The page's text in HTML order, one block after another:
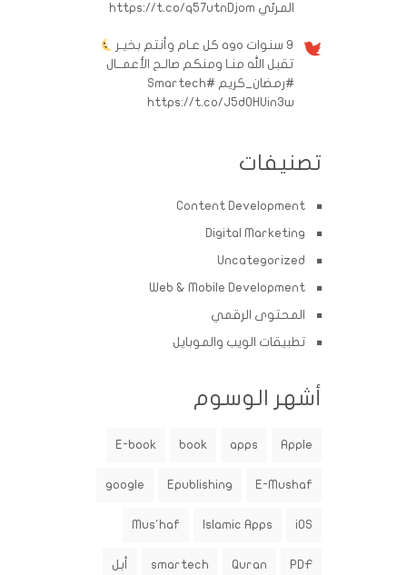
المرئي https://t.co/q57utnDjom
9 سنوات ago
كل عـام وأنتم بخيـر
تقبل الله منـا ومنكم صالـح الأعمــال
#رمضان_كريم #Smartech
https://t.co/J5d0HUin3w
تصنيفات
Content Development
Digital Marketing
Uncategorized
Web & Mobile Development
المحتوى الرقمي
تطبيقات الويب والموبايل
أشهر الوسوم
Apple
apps
book
E-book
E-Mushaf
Epublishing
google
iOS
Islamic Apps
Mus'haf
PDF
Quran
smartech أبل